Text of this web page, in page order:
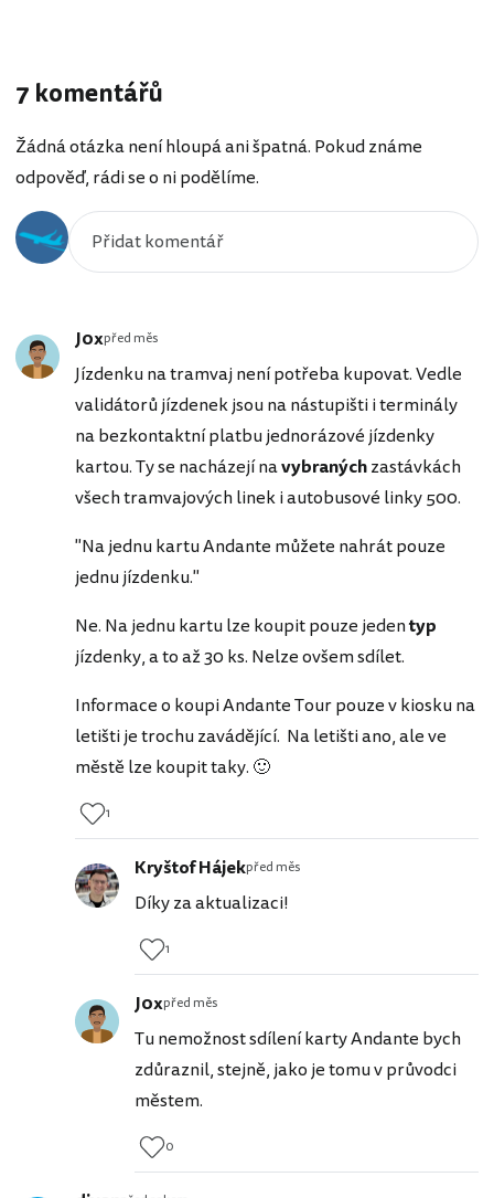
7 komentářů
Žádná otázka není hloupá ani špatná. Pokud známe
odpověď, rádi se o ni podělíme.
J0xpřed měs
Jízdenku na tramvaj není potřeba kupovat. Vedle
validátorů jízdenek jsou na nástupišti i terminály
na bezkontaktní platbu jednorázové jízdenky
kartou. Ty se nacházejí navybranýchzastávkách
všech tramvajových linek i autobusové linky 500.
"Na jednu kartu Andante můžete nahrát pouze
jednu jízdenku."
Ne. Na jednu kartu lze koupit pouze jedentyp
jízdenky, a to až 30 ks. Nelze ovšem sdílet.
Informace o koupi Andante Tour pouze v kiosku na
letišti je trochu zavádějící. Na letišti ano, ale ve
městě lze koupit taky. 🙂
1
Kryštof Hájekpřed měs
Díky za aktualizaci!
1
J0xpřed měs
Tu nemožnost sdílení karty Andante bych
zdůraznil, stejně, jako je tomu v průvodci
městem.
0